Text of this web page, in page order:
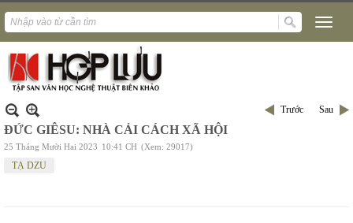
Trước Sau
ĐỨC GIÊSU: NHÀ CẢI CÁCH XÃ HỘI
25 Tháng Mười Hai 2023 10:41 CH (Xem: 29017)
TẠ DZU